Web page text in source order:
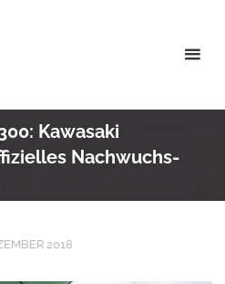
Kawasaki
Nachwuchs-
2018